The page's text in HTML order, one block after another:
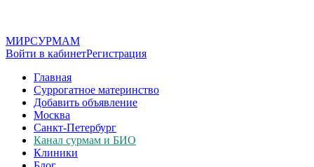
МИРСУРМАМ
Войти в кабинетРегистрация
Главная
Суррогатное материнство
Добавить объявление
Москва
Санкт-Петербург
Канал сурмам и БИО
Клиники